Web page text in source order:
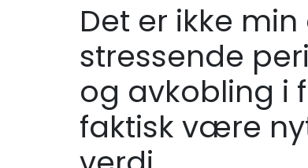
Det er ikke
stressende
og avkobling i
faktisk være